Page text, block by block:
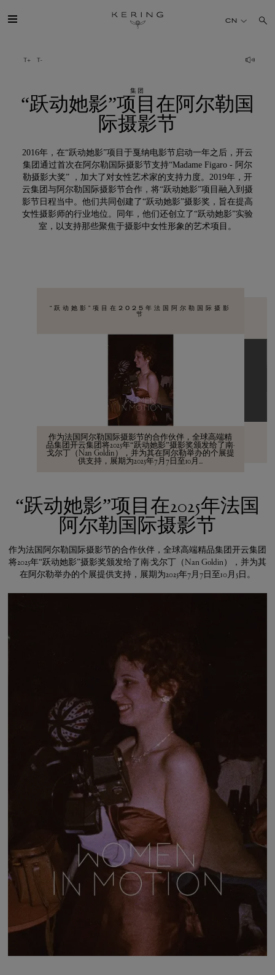
动
影”项
旗下品牌
人才
可持续发展
FINANCE
CN
集团
“跃动她影”项目在阿尔勒国
际摄影节
2016年，在“跃动她影”项目于戛纳电影节启动一年之后，开云
集团通过首次在阿尔勒国际摄影节支持“Madame Figaro - 阿尔
勒摄影大奖” ，加大了对女性艺术家的支持力度。2019年，开
云集团与阿尔勒国际摄影节合作，将“跃动她影”项目融入到摄
影节日程当中。他们共同创建了“跃动她影”摄影奖，旨在提高
女性摄影师的行业地位。同年，他们还创立了“跃动她影”实验
室，以支持那些聚焦于摄影中女性形象的艺术项目。
“跃动她影”项目在2025年法国阿尔勒国际摄影
节
作为法国阿尔勒国际摄影节的合作伙伴，全球高端精
品集团开云集团将2025年“跃动她影”摄影奖颁发给了南·
戈尔丁（Nan Goldin），并为其在阿尔勒举办的个展提
供支持，展期为2025年7月7日至10月...
“跃动她影”项目在2025年法国
阿尔勒国际摄影节
作为法国阿尔勒国际摄影节的合作伙伴，全球高端精品集团开云集团
将2025年“跃动她影”摄影奖颁发给了南·戈尔丁（Nan Goldin），并为其
在阿尔勒举办的个展提供支持，展期为2025年7月7日至10月5日。